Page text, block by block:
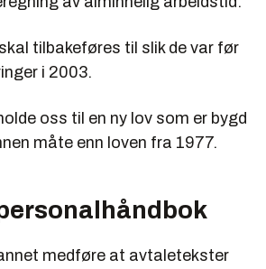
tilbakeføres til slik de var før
i 2003.
oss til en ny lov som er bygd
måte enn loven fra 1977.
medføre at avtaletekster